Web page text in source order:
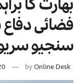
فضائی دفاع
سنجیو
byOnline Desk
20